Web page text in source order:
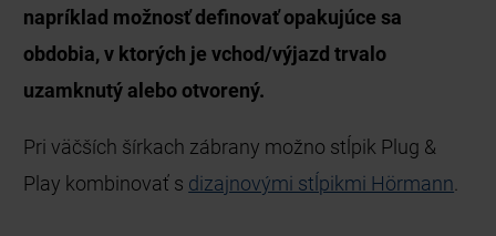
napríklad možnosť definovať opakujúce sa
obdobia, v ktorých je vchod/výjazd trvalo
uzamknutý alebo otvorený.
Pri väčších šírkach zábrany možno stĺpik Plug &
Play kombinovať s dizajnovými stĺpikmi Hörmann